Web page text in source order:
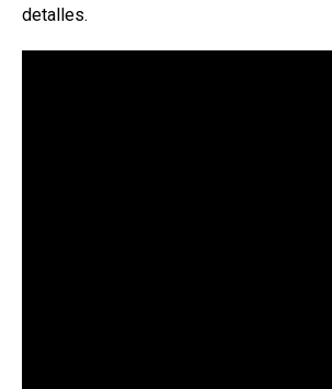
detalles.